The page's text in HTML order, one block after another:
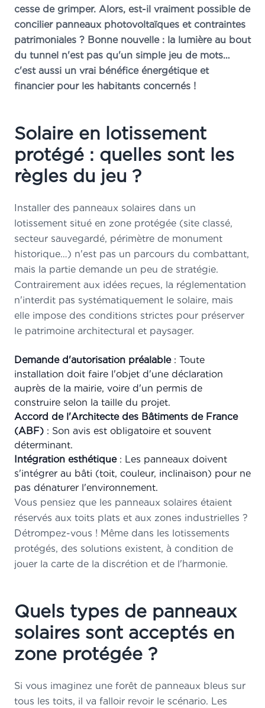
cesse de grimper. Alors, est-il vraiment possible de
concilier panneaux photovoltaïques et contraintes
patrimoniales ? Bonne nouvelle : la lumière au bout
du tunnel n'est pas qu'un simple jeu de mots…
c'est aussi un vrai bénéfice énergétique et
financier pour les habitants concernés !
Solaire en lotissement
protégé : quelles sont les
règles du jeu ?
Installer des panneaux solaires dans un
lotissement situé en zone protégée (site classé,
secteur sauvegardé, périmètre de monument
historique…) n'est pas un parcours du combattant,
mais la partie demande un peu de stratégie.
Contrairement aux idées reçues, la réglementation
n'interdit pas systématiquement le solaire, mais
elle impose des conditions strictes pour préserver
le patrimoine architectural et paysager.
Demande d'autorisation préalable: Toute
installation doit faire l'objet d'une déclaration
auprès de la mairie, voire d'un permis de
construire selon la taille du projet.
Accord de l'Architecte des Bâtiments de France
(ABF) : Son avis est obligatoire et souvent
déterminant.
Intégration esthétique: Les panneaux doivent
s'intégrer au bâti (toit, couleur, inclinaison) pour ne
pas dénaturer l'environnement.
Vous pensiez que les panneaux solaires étaient
réservés aux toits plats et aux zones industrielles ?
Détrompez-vous ! Même dans les lotissements
protégés, des solutions existent, à condition de
jouer la carte de la discrétion et de l'harmonie.
Quels types de panneaux
solaires sont acceptés en
zone protégée ?
Si vous imaginez une forêt de panneaux bleus sur
tous les toits, il va falloir revoir le scénario. Les